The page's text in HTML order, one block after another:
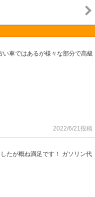
車ではあるが様々な部分で高級
2022/6/21投稿
たが概ね満足です！ ガソリン代